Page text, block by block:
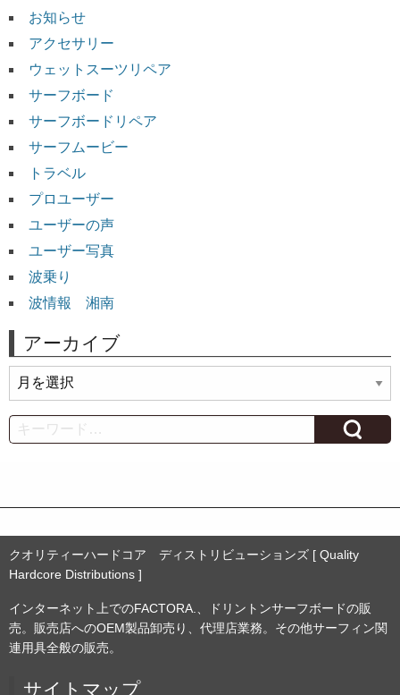
お知らせ
アクセサリー
ウェットスーツリペア
サーフボード
サーフボードリペア
サーフムービー
トラベル
プロユーザー
ユーザーの声
ユーザー写真
波乗り
波情報 湘南
アーカイブ
ー
カ
イ
Search
クオリティーハードコア ディストリビューションズ [ Quality
Hardcore Distributions ]
インターネット上でのFACTORA.、ドリントンサーフボードの販
売。販売店へのOEM製品卸売り、代理店業務。その他サーフィン関
連用具全般の販売。
サイトマップ